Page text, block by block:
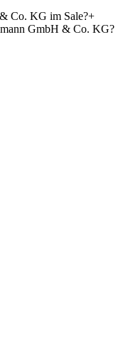
Co. KG im Sale?+
GmbH & Co. KG?